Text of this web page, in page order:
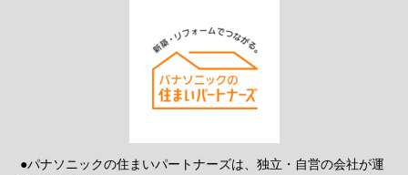
●パナソニックの住まいパートナーズは、独立・自営の会社が運